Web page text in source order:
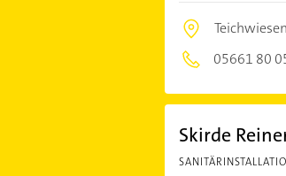
05661 80
Skirde